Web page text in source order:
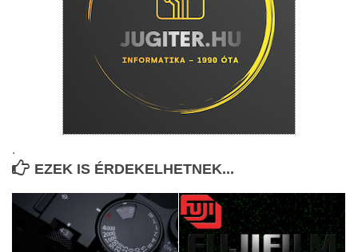
.
EZEK IS ÉRDEKELHETNEK...